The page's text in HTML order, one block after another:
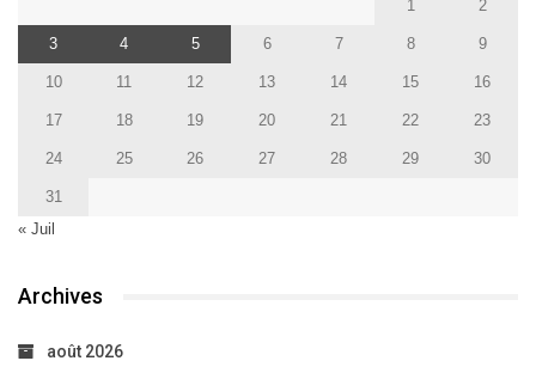
1 2
3 4 5 6 7 8 9
10 11 12 13 14 15 16
17 18 19 20 21 22 23
24 25 26 27 28 29 30
31
« Juil
Archives
août 2026